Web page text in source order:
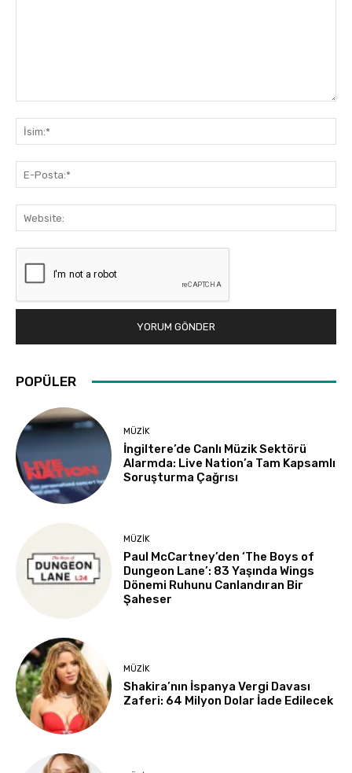
POPÜLER
MÜZIK
İngiltere’de Canlı Müzik Sektörü
Alarmda: Live Nation’a Tam Kapsamlı
Soruşturma Çağrısı
MÜZIK
Paul McCartney’den ‘The Boys of
Dungeon Lane’: 83 Yaşında Wings
Dönemi Ruhunu Canlandıran Bir
Şaheser
MÜZIK
Shakira’nın İspanya Vergi Davası
Zaferi: 64 Milyon Dolar İade Edilecek